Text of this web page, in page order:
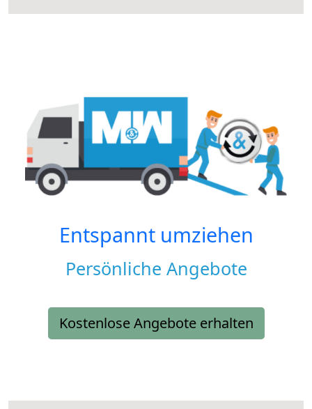
Entspannt umziehen
Persönliche Angebote
Kostenlose Angebote erhalten